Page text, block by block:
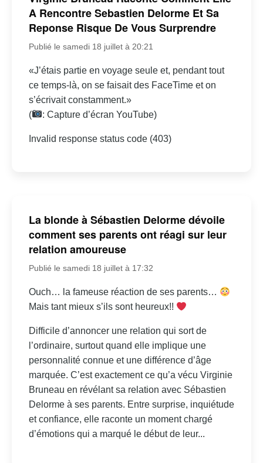
A Rencontre Sebastien Delorme Et Sa
Reponse Risque De Vous Surprendre
Publié le samedi 18 juillet à 20:21
«J’étais partie en voyage seule et, pendant tout
ce temps-là, on se faisait des FaceTime et on
s’écrivait constamment.»
(
: Capture d’écran YouTube)
Invalid response status code (403)
La blonde à Sébastien Delorme dévoile
comment ses parents ont réagi sur leur
relation amoureuse
Publié le samedi 18 juillet à 17:32
Ouch… la fameuse réaction de ses parents…
Mais tant mieux s’ils sont heureux!!
Difficile d’annoncer une relation qui sort de
l’ordinaire, surtout quand elle implique une
personnalité connue et une différence d’âge
marquée. C’est exactement ce qu’a vécu Virginie
Bruneau en révélant sa relation avec Sébastien
Delorme à ses parents. Entre surprise, inquiétude
et confiance, elle raconte un moment chargé
d’émotions qui a marqué le début de leur...